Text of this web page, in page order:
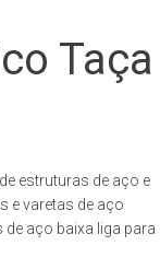
Taça
estruturas de aço e
e varetas de aço
aço baixa liga para